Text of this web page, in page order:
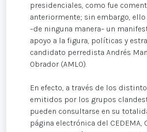
presidenciales, como fue
anteriormente; sin embargo,
–de ninguna manera– un
apoyo a la figura, políticas y
candidato perredista Andrés
Obrador (AMLO).
En efecto, a través de los
emitidos por los grupos
pueden consultarse en su
página electrónica del CEDEMA,